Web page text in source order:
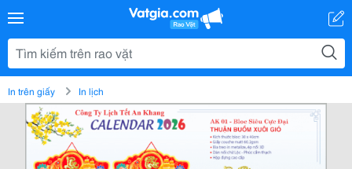
In trên giấy In lịch